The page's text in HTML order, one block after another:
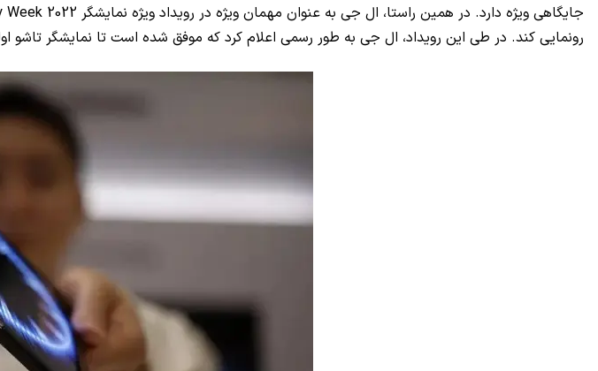
جایگاهی ویژه دارد. در همین راستا، ال جی به عنوان مهمان ویژه در رویداد ویژه نمایشگر‌ Week 2022
رونمایی کند. در طی این رویداد، ال جی به طور رسمی اعلام کرد که موفق شده است تا نمایشگر تاشو اولدی را